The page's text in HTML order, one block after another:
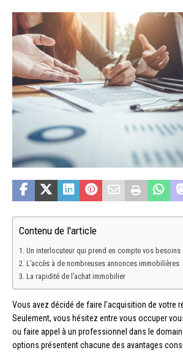
Contenu de l'article
Un interlocuteur qui prend en compte vos besoins
L’accès à de nombreuses annonces immobilières
La rapidité de l’achat immobilier
Vous avez décidé de faire l’acquisition de votre
Seulement, vous hésitez entre vous occuper
ou faire appel à un professionnel dans le
options présentent chacune des avantages